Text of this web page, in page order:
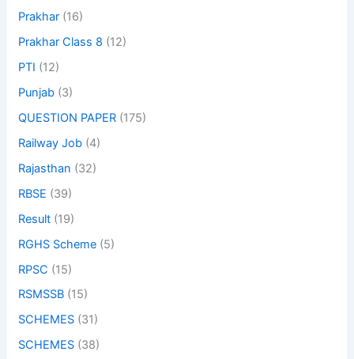
Prakhar (16)
Prakhar Class 8 (12)
PTI (12)
Punjab (3)
QUESTION PAPER (175)
Railway Job (4)
Rajasthan (32)
RBSE (39)
Result (19)
RGHS Scheme (5)
RPSC (15)
RSMSSB (15)
SCHEMES (31)
SCHEMES (38)